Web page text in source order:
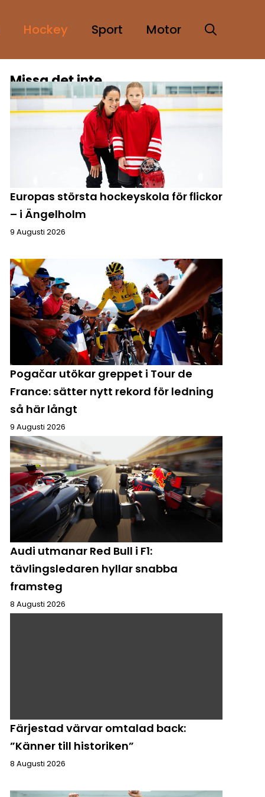
Hockey Sport Motor
Missa det inte
Europas största hockeyskola för flickor
– i Ängelholm
9 Augusti 2026
Pogačar utökar greppet i Tour de
France: sätter nytt rekord för ledning
så här långt
9 Augusti 2026
Audi utmanar Red Bull i F1:
tävlingsledaren hyllar snabba
framsteg
8 Augusti 2026
Färjestad värvar omtalad back:
”Känner till historiken”
8 Augusti 2026